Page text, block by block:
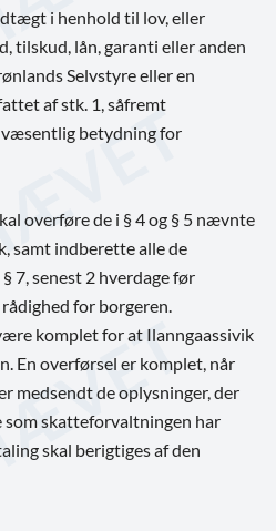
i henhold til lov, eller
tilskud, lån, garanti eller anden
Selvstyre eller en
af stk. 1, såfremt
væsentlig betydning for
overføre de i § 4 og § 5 nævnte
samt indberette alle de
7, senest 2 hverdage før
for borgeren.
komplet for at Ilanngaassivik
En overførsel er komplet, når
medsendt de oplysninger, der
som skatteforvaltningen har
skal berigtiges af den